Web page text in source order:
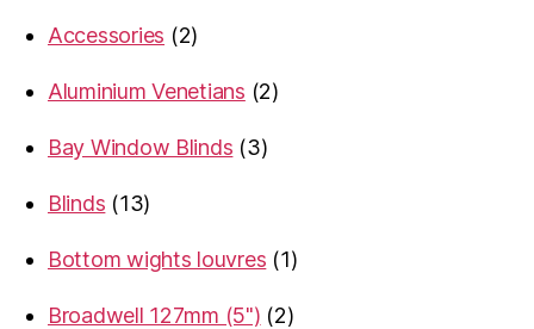
Accessories
22
Aluminium Venetians
22
Bay Window Blinds
33
Blinds
1313
Bottom wights louvres
11
Broadwell 127mm (5")
22